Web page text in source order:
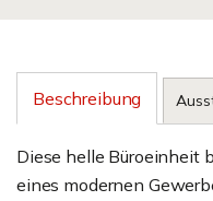
Beschreibung
Diese helle Büroeinheit
eines modernen